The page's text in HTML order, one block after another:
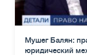
Мушег Балян:
юридический